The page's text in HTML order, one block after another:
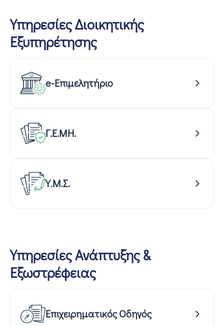
Υπηρεσίες Διοικητικής
Εξυπηρέτησης
e-Επιμελητήριο
Γ.Ε.ΜΗ.
Υ.Μ.Σ.
Υπηρεσίες Ανάπτυξης &
Εξωστρέφειας
Επιχειρηματικός Οδηγός